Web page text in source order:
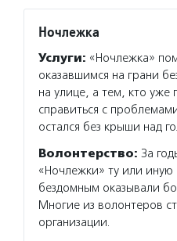
Ночлежка
Услуги: «Ночлежка»
оказавшимся на грани
на улице, а тем, кто уже
справиться с
остался без крыши над
Волонтерство: За
«Ночлежки» ту или
бездомным оказывали
Многие из волонтеров
организации.